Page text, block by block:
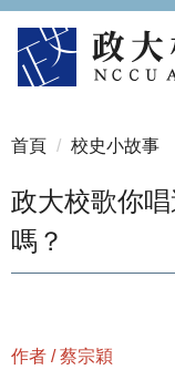
跳
到
主
容
首頁 校史小故事
政大校歌你
嗎？
作者 / 蔡宗穎